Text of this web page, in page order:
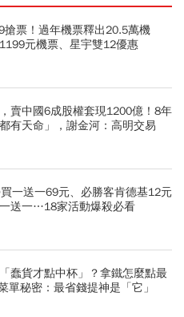
票！過年機票釋出20.5萬機
元機票、星宇雙12優惠
賣中國6成股權套現1200億！8年
有天命」，謝金河：高明交易
一送一69元、必勝客肯德基12元
送一…18家活動爆殺必看
蠢貨才點中杯」？拿鐵怎麼點最
單秘密：最省錢提神是「它」